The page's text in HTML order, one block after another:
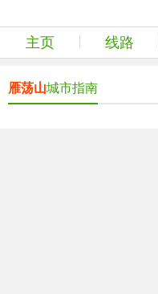
主页 线路
雁荡山城市指南